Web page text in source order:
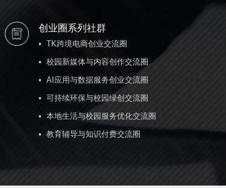
创业圈系列社群
•  TK跨境电商创业交流圈
•  校园新媒体与内容创作交流圈
•  AI应用与数据服务创业交流圈
•  可持续环保与校园绿创交流圈
•  本地生活与校园服务优化交流圈
•  教育辅导与知识付费交流圈